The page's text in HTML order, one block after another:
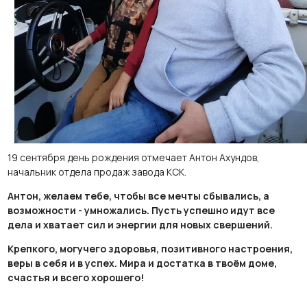
19 сентября день рождения отмечает Антон Ахундов,
начальник отдела продаж завода КСК.
Антон, желаем тебе, чтобы все мечты сбывались, а
возможности - умножались. Пусть успешно идут все
дела и хватает сил и энергии для новых свершений.
Крепкого, могучего здоровья, позитивного настроения,
веры в себя и в успех. Мира и достатка в твоём доме,
счастья и всего хорошего!